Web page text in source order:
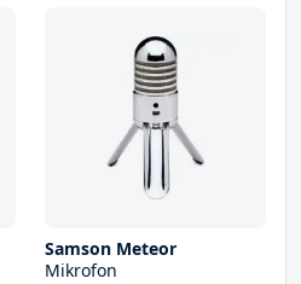
Samson Meteor
Mikrofon